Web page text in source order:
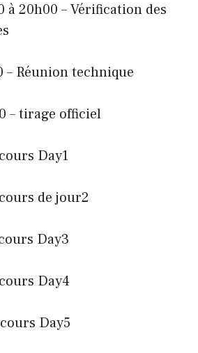
à 20h00 – Vérification des
– Réunion technique
– tirage officiel
Day1
de jour2
Day3
Day4
Day5